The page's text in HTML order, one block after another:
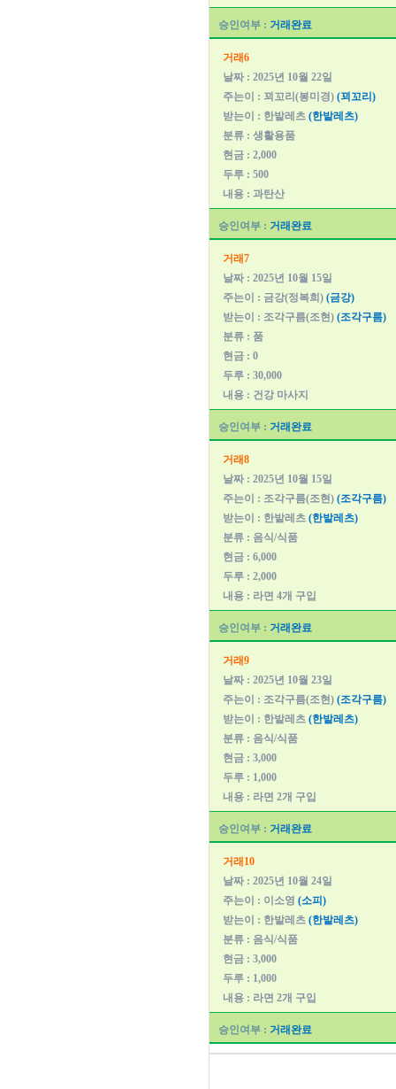
승인여부 : 거래완료
거래6
날짜 : 2025년 10월 22일
주는이 : 꾀꼬리(봉미경) (꾀꼬리)
받는이 : 한밭레츠 (한밭레츠)
분류 : 생활용품
현금 : 2,000
두루 : 500
내용 : 과탄산
승인여부 : 거래완료
거래7
날짜 : 2025년 10월 15일
주는이 : 금강(정복희) (금강)
받는이 : 조각구름(조현) (조각구름)
분류 : 품
현금 : 0
두루 : 30,000
내용 : 건강 마사지
승인여부 : 거래완료
거래8
날짜 : 2025년 10월 15일
주는이 : 조각구름(조현) (조각구름)
받는이 : 한밭레츠 (한밭레츠)
분류 : 음식/식품
현금 : 6,000
두루 : 2,000
내용 : 라면 4개 구입
승인여부 : 거래완료
거래9
날짜 : 2025년 10월 23일
주는이 : 조각구름(조현) (조각구름)
받는이 : 한밭레츠 (한밭레츠)
분류 : 음식/식품
현금 : 3,000
두루 : 1,000
내용 : 라면 2개 구입
승인여부 : 거래완료
거래10
날짜 : 2025년 10월 24일
주는이 : 이소영 (소피)
받는이 : 한밭레츠 (한밭레츠)
분류 : 음식/식품
현금 : 3,000
두루 : 1,000
내용 : 라면 2개 구입
승인여부 : 거래완료